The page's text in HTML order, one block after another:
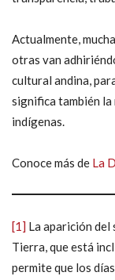
Actualmente,
otras van
cultural andina,
significa también
indígenas.
Conoce más de La
[1] La aparición del
Tierra, que está
permite que los